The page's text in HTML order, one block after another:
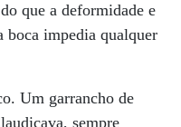
que a deformidade e
boca impedia qualquer
Um garrancho de
sempre